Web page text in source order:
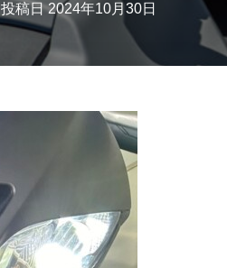
投稿日2024年10月30日